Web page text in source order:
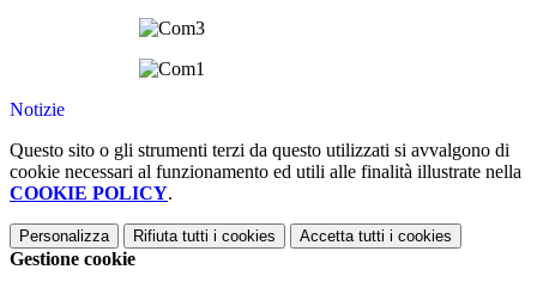
Notizie
Questo sito o gli strumenti terzi da questo utilizzati si avvalgono di
cookie necessari al funzionamento ed utili alle finalità illustrate nella
COOKIE POLICY.
Personalizza Rifiuta tutti i cookies Accetta tutti i cookies
Gestione cookie